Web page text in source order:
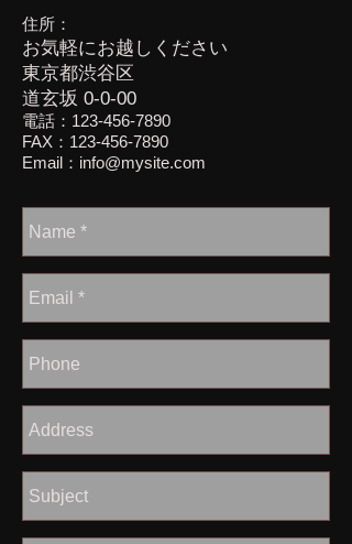
住所：
お気軽にお越しください
東京都渋谷区
道玄坂 0-0-00
電話：123-456-7890
FAX：123-456-7890
Email： info@mysite.com